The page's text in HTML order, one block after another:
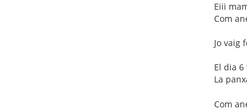
Eiii
Com
Jo vaig
El dia
La
Com